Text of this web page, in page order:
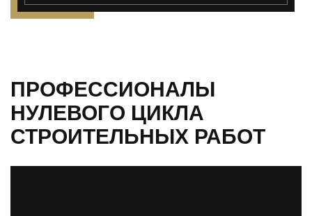
ПРОФЕССИОНАЛЫ
НУЛЕВОГО ЦИКЛА
СТРОИТЕЛЬНЫХ РАБОТ